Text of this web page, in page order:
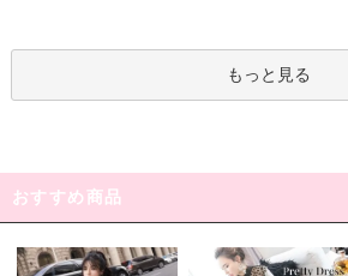
もっと見る
おすすめ商品